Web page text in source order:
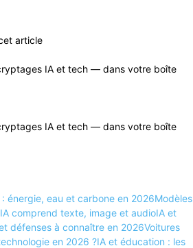
article
IA et tech — dans votre boîte
IA et tech — dans votre boîte
énergie, eau et carbone en 2026Modèles
comprend texte, image et audioIA et
défenses à connaître en 2026Voitures
en 2026 ?IA et éducation : les